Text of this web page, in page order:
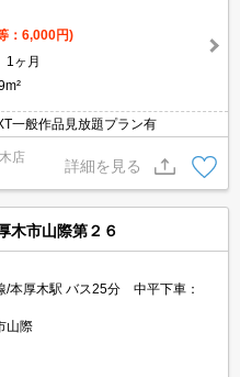
：6,000円)
1ヶ月
一般作品見放題プラン有
店
詳細を見る
木市山際第２６
/本厚木駅 バス25分 中平下車：
山際